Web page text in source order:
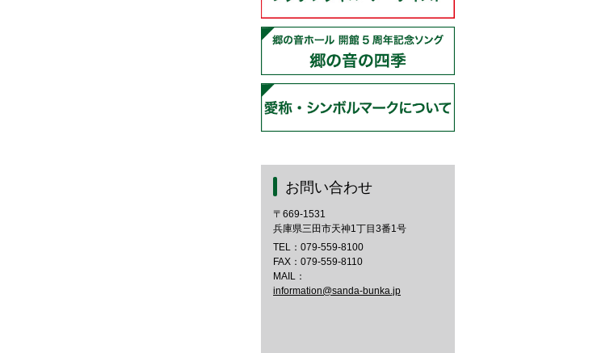
お問い合わせ
〒669-1531
兵庫県三田市天神1丁目3番1号
TEL： 079-559-8100
FAX：079-559-8110
MAIL：
information@sanda-bunka.jp